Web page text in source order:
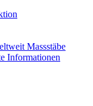
Massstäbe
Informationen